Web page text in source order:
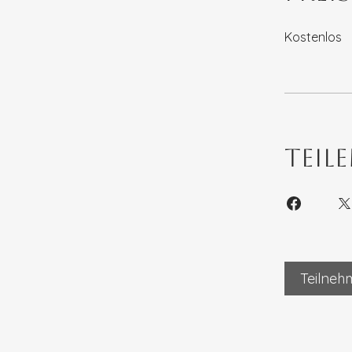
Kostenlos